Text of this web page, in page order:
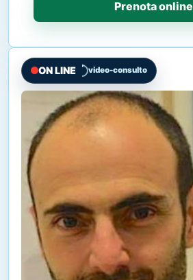
Prenota online
ON LINE video-consulto